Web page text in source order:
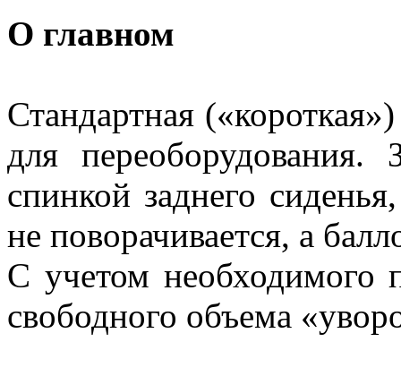
О главном
Стандартная
для переоборудования.
спинкой заднего
не поворачивается, а
С учетом необходимого
свободного объема